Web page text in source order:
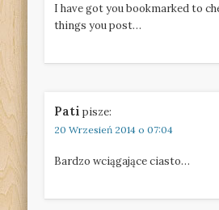
I have got you bookmarked to
things you post…
Pati pisze:
20 Wrzesień 2014 o 07:04
Bardzo wciągające ciasto…